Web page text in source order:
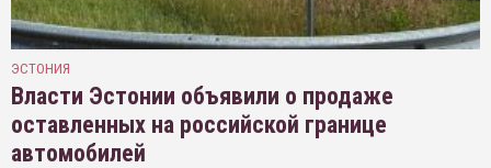
ЭСТОНИЯ
Власти Эстонии объявили о продаже
оставленных на российской границе
автомобилей